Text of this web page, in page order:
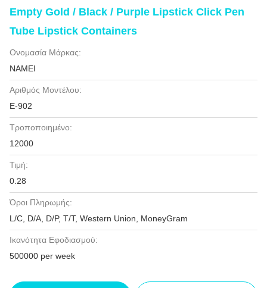
Empty Gold / Black / Purple Lipstick Click Pen
Tube Lipstick Containers
Ονομασία Μάρκας:
NAMEI
Αριθμός Μοντέλου:
E-902
Τροποποιημένο:
12000
Τιμή:
0.28
Όροι Πληρωμής:
L/C, D/A, D/P, T/T, Western Union, MoneyGram
Ικανότητα Εφοδιασμού:
500000 per week